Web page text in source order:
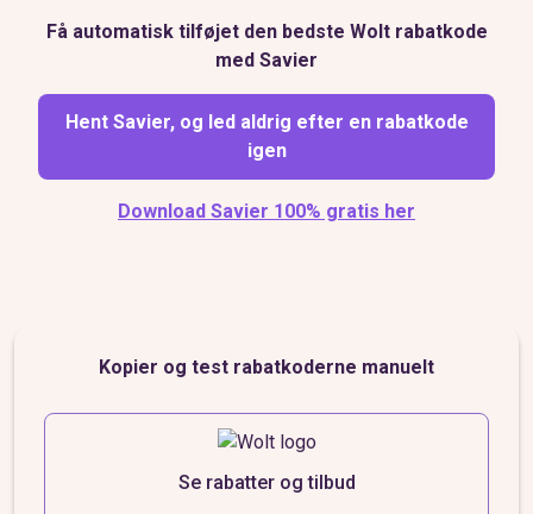
Få automatisk tilføjet den bedste Wolt rabatkode
med Savier
Hent Savier, og led aldrig efter en rabatkode
igen
Download Savier 100% gratis her
Kopier og test rabatkoderne manuelt
Se rabatter og tilbud